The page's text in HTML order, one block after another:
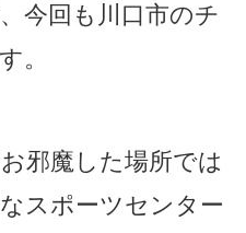
今回も川口市のチ
。
邪魔した場所では
スポーツセンター